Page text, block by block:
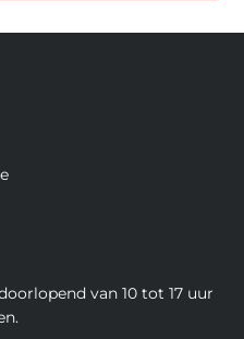
van 10 tot 17 uur